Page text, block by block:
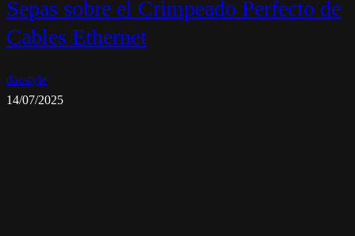
Sepas sobre el Crimpeado Perfecto de
Cables Ethernet
dacstyle
14/07/2025